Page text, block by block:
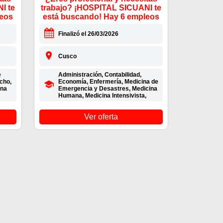
te
trabajo? ¡HOSPITAL SICUANI te
está buscando! Hay 6 empleos
Finalizó el 26/03/2026
Cusco
Administración, Contabilidad,
Economía, Enfermería, Medicina de
Emergencia y Desastres, Medicina
Humana, Medicina Intensivista,
Ver oferta